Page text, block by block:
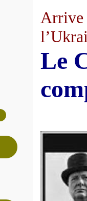
Arrive
Le